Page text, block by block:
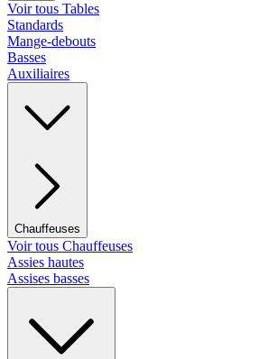
Voir tous Tables
Standards
Mange-debouts
Basses
Auxiliaires
Chauffeuses
Voir tous Chauffeuses
Assies hautes
Assises basses